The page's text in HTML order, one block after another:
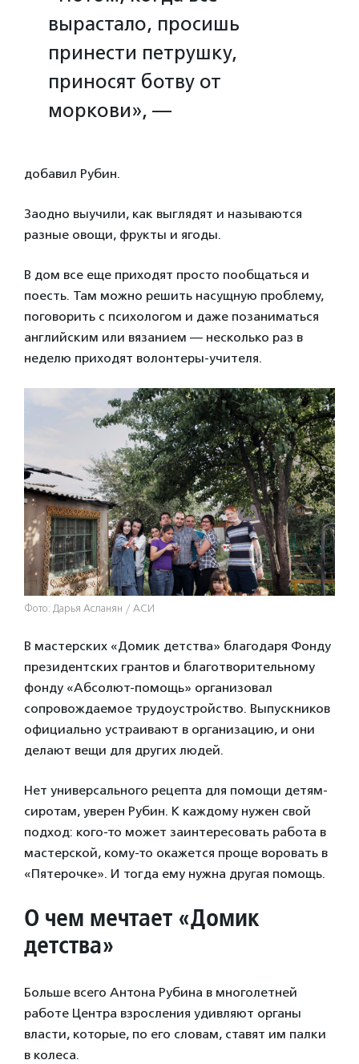
вырастало, просишь
принести петрушку,
приносят ботву от
моркови», —
добавил Рубин.
Заодно выучили, как выглядят и называются
разные овощи, фрукты и ягоды.
В дом все еще приходят просто пообщаться и
поесть. Там можно решить насущную проблему,
поговорить с психологом и даже позаниматься
английским или вязанием — несколько раз в
неделю приходят волонтеры-учителя.
Фото: Дарья Асланян / АСИ
В мастерских «Домик детства» благодаря Фонду
президентских грантов и благотворительному
фонду «Абсолют-помощь» организовал
сопровождаемое трудоустройство. Выпускников
официально устраивают в организацию, и они
делают вещи для других людей.
Нет универсального рецепта для помощи детям-
сиротам, уверен Рубин. К каждому нужен свой
подход: кого-то может заинтересовать работа в
мастерской, кому-то окажется проще воровать в
«Пятерочке». И тогда ему нужна другая помощь.
О чем мечтает «Домик
детства»
Больше всего Антона Рубина в многолетней
работе Центра взросления удивляют органы
власти, которые, по его словам, ставят им палки
в колеса.